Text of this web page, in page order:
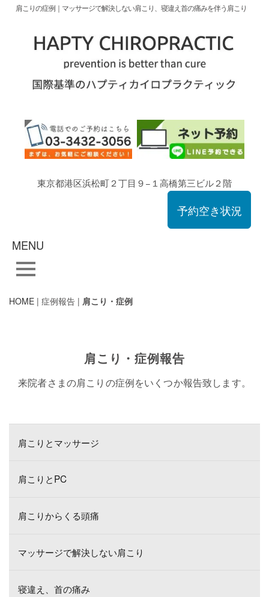
肩こりの症例｜マッサージで解決しない肩こり、寝違え首の痛みを伴う肩こり
東京都港区浜松町２丁目９−１高橋第三ビル２階
予約空き状況
MENU
HOME | 症例報告 | 肩こり・症例
肩こり・症例報告
来院者さまの肩こりの症例をいくつか報告致します。
肩こりとマッサージ
肩こりとPC
肩こりからくる頭痛
マッサージで解決しない肩こり
寝違え、首の痛み